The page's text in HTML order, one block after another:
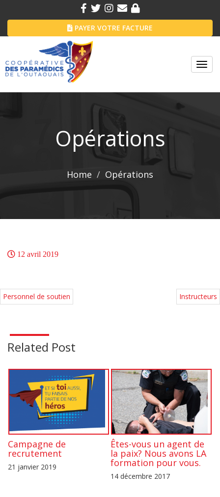
PAYER VOTRE FACTURE
Opérations
Home Opérations
12 avril 2019
Personnel de soutien Instructeurs
Related Post
Campagne de
recrutement
21 janvier 2019
Êtes-vous un agent de
la paix? Nous avons LA
formation pour vous.
14 décembre 2017